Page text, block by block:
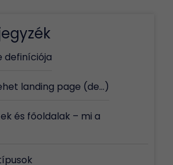
definíciója
landing page (de…)
és főoldalak – mi a